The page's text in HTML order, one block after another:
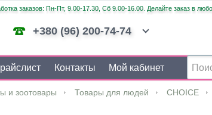
заказов: Пн-Пт, 9.00-17.30, Сб 9.00-16.00. Делайте заказ в
+380 (96) 200-74-74
Контакты Мой кабинет
и зоотовары Товары для людей CHOICE